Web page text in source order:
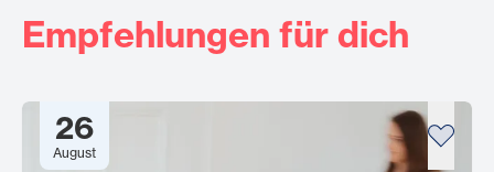
Empfehlungen für dich
26
August